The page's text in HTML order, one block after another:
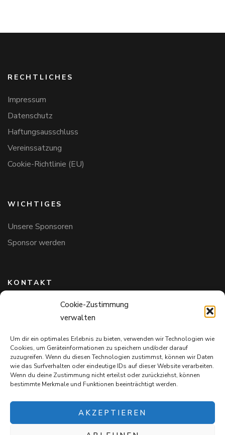
Cookie-Zustimmung
verwalten
Um dir ein optimales Erlebnis zu bieten, verwenden wir Technologien wie
Cookies, um Geräteinformationen zu speichern und/oder darauf
zuzugreifen. Wenn du diesen Technologien zustimmst, können wir Daten
wie das Surfverhalten oder eindeutige IDs auf dieser Website verarbeiten.
Wenn du deine Zustimmung nicht erteilst oder zurückziehst, können
bestimmte Merkmale und Funktionen beeinträchtigt werden.
AKZEPTIEREN
RECHTLICHES
Impressum
Datenschutz
Haftungsausschluss
Vereinssatzung
Cookie-Richtlinie (EU)
WICHTIGES
Unsere Sponsoren
Sponsor werden
KONTAKT
Hundefreunde in Bayern e.V.
Markus Willi Ebert
97711 Maßbach
+49 172 85 64 937
Hundefreundeinbayern@web.de